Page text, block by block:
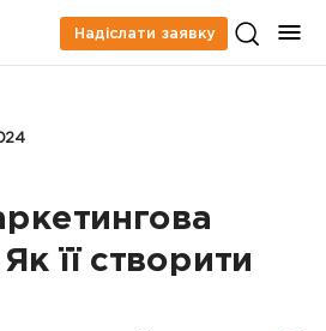
Надіслати заявку
Як її створити